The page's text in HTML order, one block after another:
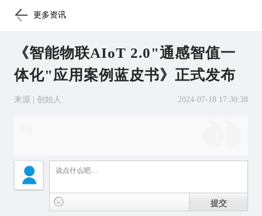
更多资讯
《智能物联AIoT 2.0"通感智值一
体化"应用案例蓝皮书》正式发布
来源 | 创始人 2024-07-18 17:30:38
提交